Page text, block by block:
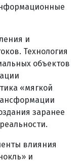
и
Технология
объектов
«мягкой
заранее
влияния
и